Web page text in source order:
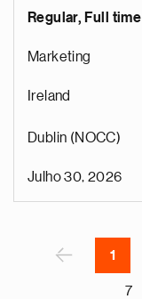
Regular, Full time
Marketing
Ireland
Dublin (NOCC)
Julho 30, 2026
‹
i
s
a
e
1
7